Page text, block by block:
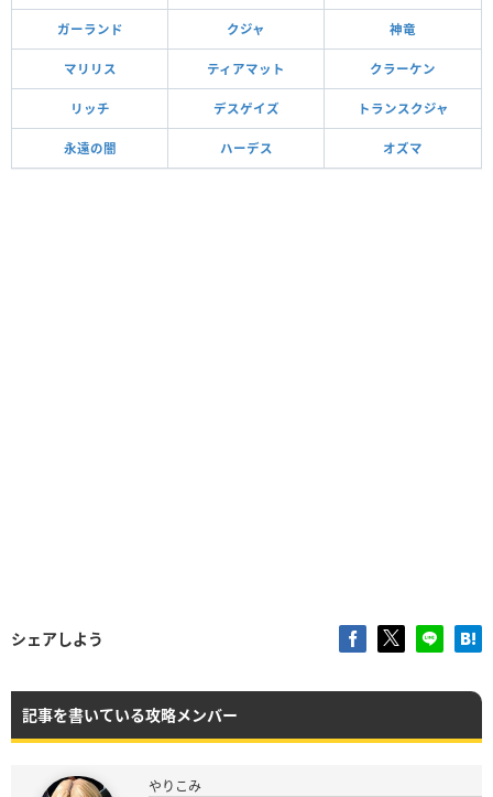
ガーランド クジャ 神竜
マリリス ティアマット クラーケン
リッチ デスゲイズ トランスクジャ
永遠の闇 ハーデス オズマ
シェアしよう
記事を書いている攻略メンバー
やりこみ